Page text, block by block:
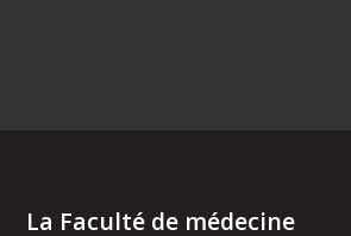
La Faculté de médecine